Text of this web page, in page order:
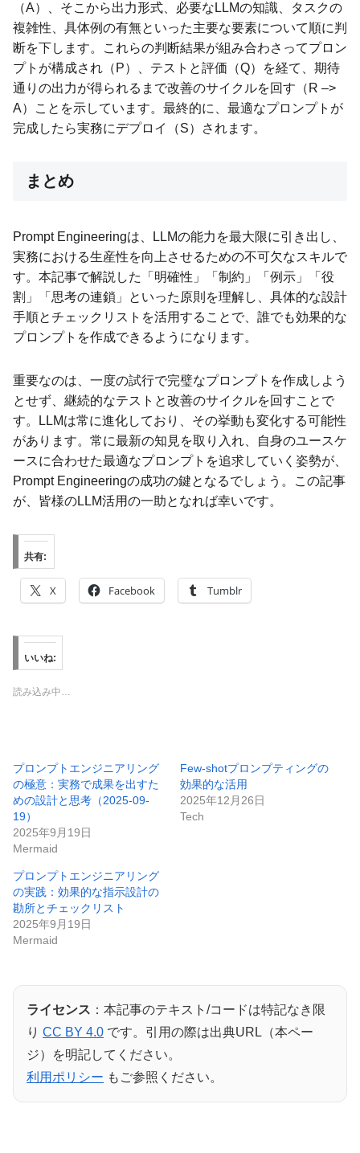
（A）、そこから出力形式、必要なLLMの知識、タスクの
複雑性、具体例の有無といった主要な要素について順に判
断を下します。これらの判断結果が組み合わさってプロン
プトが構成され（P）、テストと評価（Q）を経て、期待
通りの出力が得られるまで改善のサイクルを回す（R –>
A）ことを示しています。最終的に、最適なプロンプトが
完成したら実務にデプロイ（S）されます。
まとめ
Prompt Engineeringは、LLMの能力を最大限に引き出し、
実務における生産性を向上させるための不可欠なスキルで
す。本記事で解説した「明確性」「制約」「例示」「役
割」「思考の連鎖」といった原則を理解し、具体的な設計
手順とチェックリストを活用することで、誰でも効果的な
プロンプトを作成できるようになります。
重要なのは、一度の試行で完璧なプロンプトを作成しよう
とせず、継続的なテストと改善のサイクルを回すことで
す。LLMは常に進化しており、その挙動も変化する可能性
があります。常に最新の知見を取り入れ、自身のユースケ
ースに合わせた最適なプロンプトを追求していく姿勢が、
Prompt Engineeringの成功の鍵となるでしょう。この記事
が、皆様のLLM活用の一助となれば幸いです。
共有:
X Facebook Tumblr
いいね:
読み込み中…
プロンプトエンジニアリング
の極意：実務で成果を出すた
めの設計と思考（2025-09-
19）
2025年9月19日
Mermaid
Few-shotプロンプティングの
効果的な活用
2025年12月26日
Tech
プロンプトエンジニアリング
の実践：効果的な指示設計の
勘所とチェックリスト
2025年9月19日
Mermaid
ライセンス ：本記事のテキスト/コードは特記なき限
り CC BY 4.0 です。引用の際は出典URL（本ペー
ジ）を明記してください。
利用ポリシー もご参照ください。